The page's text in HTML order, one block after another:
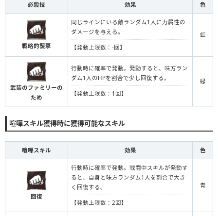
必殺技 効果 色
戦略的襲撃
同じラインにいる敵ランダム1人に力属性の
ダメージを与える。
【発動上限数：-回】
虹
武装のファミリーの
ため
行動時に確率で発動。発動すると、味方ラン
ダム1人のHPを割合で少し回復する。
【発動上限数：1回】
緑
喧嘩スキル獲得時に獲得可能なスキル
喧嘩スキル 効果 色
回復
行動時に確率で発動。戦闘中スキルが発動す
ると、自身と味方ランダム1人を割合で大き
く回復する。
【発動上限数：2回】
青